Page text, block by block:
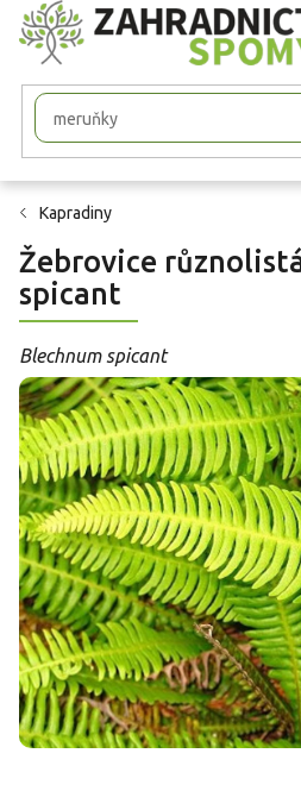
Přejít
na
obsah
Kapradiny
Žebrovice
spicant
Blechnum spicant